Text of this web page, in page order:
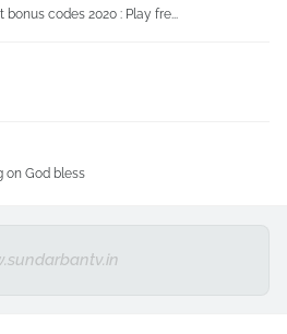
codes 2020 : Play fre...
on God bless